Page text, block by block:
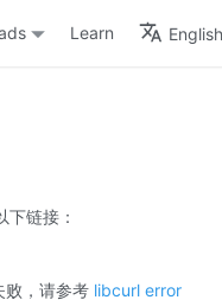
Learn English
链接：
，请参考 libcurl error